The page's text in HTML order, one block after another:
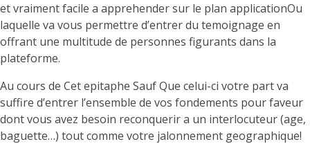
et vraiment facile a apprehender sur le plan applicationOu
laquelle va vous permettre d’entrer du temoignage en
offrant une multitude de personnes figurants dans la
plateforme.
Au cours de Cet epitaphe Sauf Que celui-ci votre part va
suffire d’entrer l’ensemble de vos fondements pour faveur
dont vous avez besoin reconquerir a un interlocuteur (age,
baguette…) tout comme votre jalonnement geographique!